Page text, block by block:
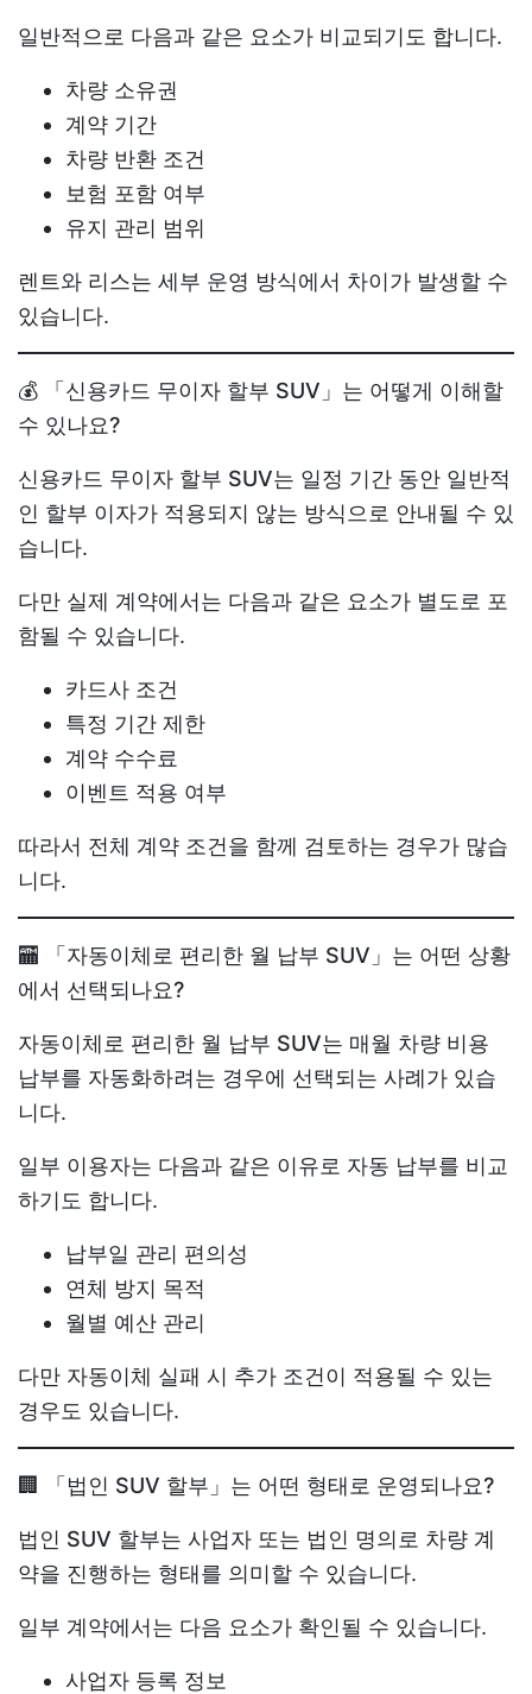
일반적으로 다음과 같은 요소가 비교되기도 합니다.
차량 소유권
계약 기간
차량 반환 조건
보험 포함 여부
유지 관리 범위
렌트와 리스는 세부 운영 방식에서 차이가 발생할 수
있습니다.
💰 「신용카드 무이자 할부 SUV」는 어떻게 이해할
수 있나요?
신용카드 무이자 할부 SUV는 일정 기간 동안 일반적
인 할부 이자가 적용되지 않는 방식으로 안내될 수 있
습니다.
다만 실제 계약에서는 다음과 같은 요소가 별도로 포
함될 수 있습니다.
카드사 조건
특정 기간 제한
계약 수수료
이벤트 적용 여부
따라서 전체 계약 조건을 함께 검토하는 경우가 많습
니다.
🏧 「자동이체로 편리한 월 납부 SUV」는 어떤 상황
에서 선택되나요?
자동이체로 편리한 월 납부 SUV는 매월 차량 비용
납부를 자동화하려는 경우에 선택되는 사례가 있습
니다.
일부 이용자는 다음과 같은 이유로 자동 납부를 비교
하기도 합니다.
납부일 관리 편의성
연체 방지 목적
월별 예산 관리
다만 자동이체 실패 시 추가 조건이 적용될 수 있는
경우도 있습니다.
🏢 「법인 SUV 할부」는 어떤 형태로 운영되나요?
법인 SUV 할부는 사업자 또는 법인 명의로 차량 계
약을 진행하는 형태를 의미할 수 있습니다.
일부 계약에서는 다음 요소가 확인될 수 있습니다.
사업자 등록 정보